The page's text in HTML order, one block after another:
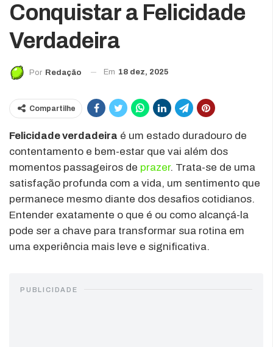
Conquistar a Felicidade
Verdadeira
Por Redação Em 18 dez, 2025
Compartilhe
Felicidade verdadeira é um estado duradouro de
contentamento e bem-estar que vai além dos
momentos passageiros de prazer. Trata-se de uma
satisfação profunda com a vida, um sentimento que
permanece mesmo diante dos desafios cotidianos.
Entender exatamente o que é ou como alcançá-la
pode ser a chave para transformar sua rotina em
uma experiência mais leve e significativa.
PUBLICIDADE